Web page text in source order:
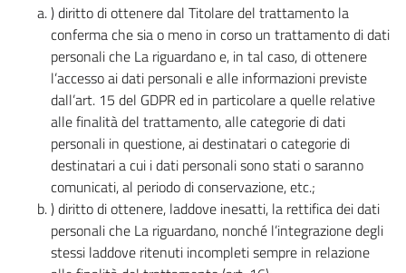
) diritto di ottenere dal Titolare del trattamento la
conferma che sia o meno in corso un trattamento di dati
personali che La riguardano e, in tal caso, di ottenere
l’accesso ai dati personali e alle informazioni previste
dall’art. 15 del GDPR ed in particolare a quelle relative
alle finalità del trattamento, alle categorie di dati
personali in questione, ai destinatari o categorie di
destinatari a cui i dati personali sono stati o saranno
comunicati, al periodo di conservazione, etc.;
) diritto di ottenere, laddove inesatti, la rettifica dei dati
personali che La riguardano, nonché l’integrazione degli
stessi laddove ritenuti incompleti sempre in relazione